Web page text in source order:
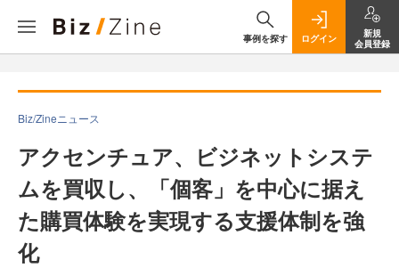
事例を探す ログイン
新規
会員登録
Biz/Zineニュース
アクセンチュア、ビジネットシステ
ムを買収し、「個客」を中心に据え
た購買体験を実現する支援体制を強
化